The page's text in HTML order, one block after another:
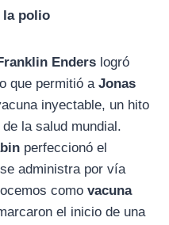
la polio
Enders logró
que permitió a Jonas
inyectable, un hito
la salud mundial.
perfeccionó el
administra por vía
como vacuna
el inicio de una